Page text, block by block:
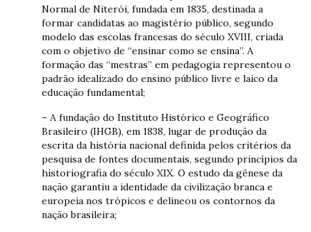
Normal de Niterói, fundada em 1835, destinada a
formar candidatas ao magistério público, segundo
modelo das escolas francesas do século XVIII, criada
com o objetivo de “ensinar como se ensina”. A
formação das “mestras” em pedagogia representou o
padrão idealizado do ensino público livre e laico da
educação fundamental;
– A fundação do Instituto Histórico e Geográfico
Brasileiro (IHGB), em 1838, lugar de produção da
escrita da história nacional definida pelos critérios da
pesquisa de fontes documentais, segundo princípios da
historiografia do século XIX. O estudo da gênese da
nação garantiu a identidade da civilização branca e
europeia nos trópicos e delineou os contornos da
nação brasileira;